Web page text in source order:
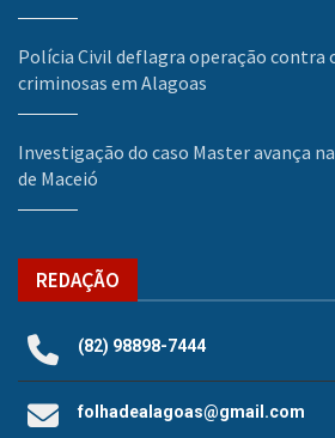
Polícia Civil deflagra operação contra
criminosas em Alagoas
Investigação do caso Master avança
de Maceió
REDAÇÃO
(82) 98898-7444
folhadealagoas@gmail.com